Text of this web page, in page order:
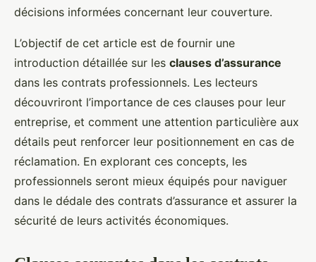
décisions informées concernant leur couverture.
L’objectif de cet article est de fournir une
introduction détaillée sur les clauses d’assurance
dans les contrats professionnels. Les lecteurs
découvriront l’importance de ces clauses pour leur
entreprise, et comment une attention particulière aux
détails peut renforcer leur positionnement en cas de
réclamation. En explorant ces concepts, les
professionnels seront mieux équipés pour naviguer
dans le dédale des contrats d’assurance et assurer la
sécurité de leurs activités économiques.